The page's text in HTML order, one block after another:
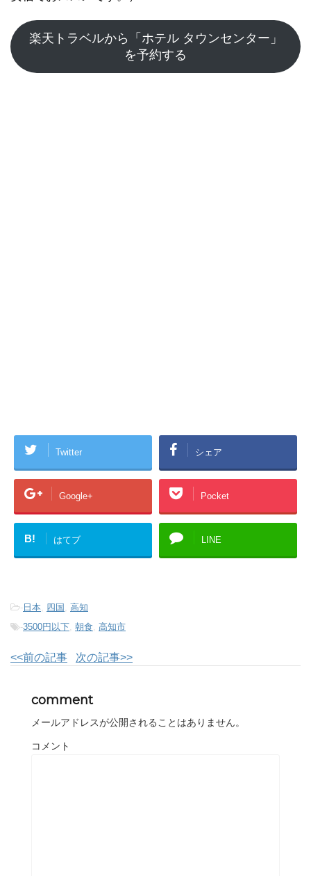
楽天トラベルから「ホテル タウンセンター」
を予約する
Twitter シェア
Google+ Pocket
B! はてブ LINE
- 日本, 四国 , 高知
-3500円以下, 朝食, 高知市
<<前の記事 次の記事>>
comment
メールアドレスが公開されることはありません。
コメント